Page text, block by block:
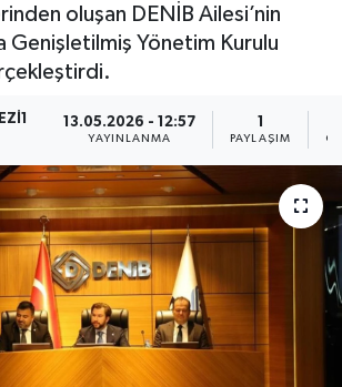
oluşan DENİB Ailesi’nin
Genişletilmiş Yönetim Kurulu
13.05.2026 - 12:57
YAYINLANMA
1
PAYLAŞIM